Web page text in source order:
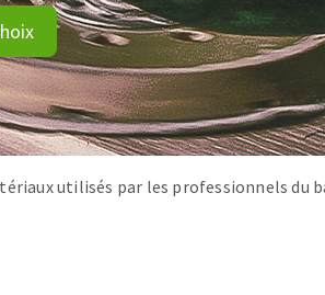
utilisés par les professionnels du